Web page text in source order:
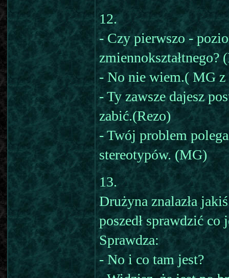
12.
- Czy pierwszo -
zmiennokształtnego?
- No nie wiem.( MG z
- Ty zawsze dajesz
zabić.(Rezo)
- Twój problem
stereotypów. (MG)
13.
Drużyna znalazła
poszedł sprawdzić co
Sprawdza:
- No i co tam jest?